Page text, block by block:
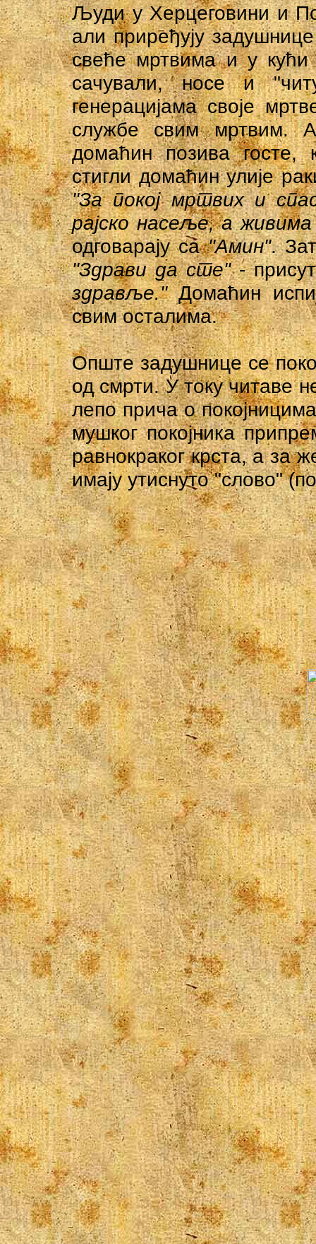
Људи у Херцеговини и
али приређују
свеће мртвима и у
сачували, носе и
генерацијама своје
службе свим мртвим.
домаћин позива госте,
стигли домаћин улије
"За покој мртвих и
рајско насеље, а
одговарају са"Амин".
"Здрави да сте"-
здравље."Домаћин
свим осталима.
Опште задушнице се
од смрти. У току читаве
лепо прича ο
мушког покојника
равнокраког крста, а за
имају утиснуто "слово"